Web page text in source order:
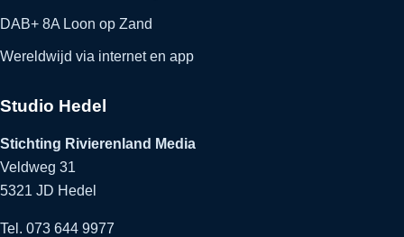
DAB+ 8A Loon op Zand
Wereldwijd via internet en app
Studio Hedel
Stichting Rivierenland Media
Veldweg 31
5321 JD Hedel
Tel. 073 644 9977